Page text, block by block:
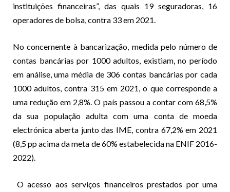
instituições financeiras”, das quais 19 seguradoras, 16
operadores de bolsa, contra 33 em 2021.
No concernente à bancarização, medida pelo número de
contas bancárias por 1000 adultos, existiam, no período
em análise, uma média de 306 contas bancárias por cada
1000 adultos, contra 315 em 2021, o que corresponde a
uma redução em 2,8%. O país passou a contar com 68,5%
da sua população adulta com uma conta de moeda
electrónica aberta junto das IME, contra 67,2% em 2021
(8,5 pp acima da meta de 60% estabelecida na ENIF 2016-
2022).
O acesso aos serviços financeiros prestados por uma